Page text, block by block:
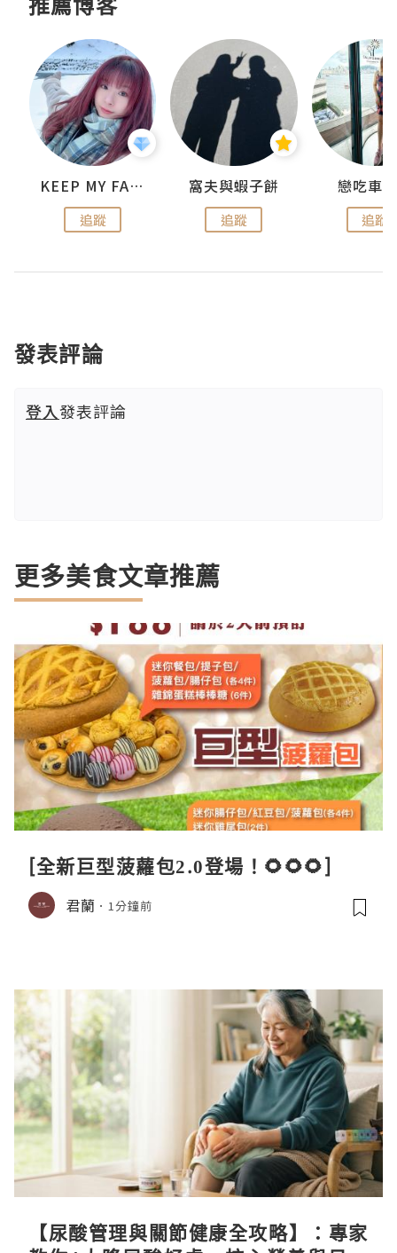
KEEP MY FAITH
追蹤
窩夫與蝦子餅
追蹤
戀吃車
追蹤
發表評論
登入發表評論
更多美食文章推薦
[全新巨型菠蘿包2.0登場！🌻🌻🌻]
君蘭 1分鐘前
【尿酸管理與關節健康全攻略】：專家